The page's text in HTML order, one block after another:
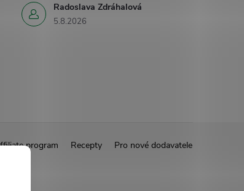
Radoslava Zdráhalová
5.8.2026
program Recepty
Pro nové dodavatele